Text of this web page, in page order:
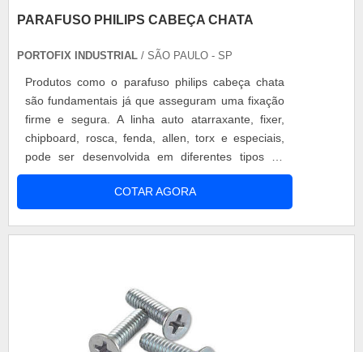
PARAFUSO PHILIPS CABEÇA CHATA
PORTOFIX INDUSTRIAL / SÃO PAULO - SP
Produtos como o parafuso philips cabeça chata
são fundamentais já que asseguram uma fixação
firme e segura. A linha auto atarraxante, fixer,
chipboard, rosca, fenda, allen, torx e especiais,
pode ser desenvolvida em diferentes tipos de
materiais, tais como: aço, inox, latão e em
diversos tipos de tratamento superficial. Utilidades
do acessório O parafuso cabeça chata é
COTAR AGORA